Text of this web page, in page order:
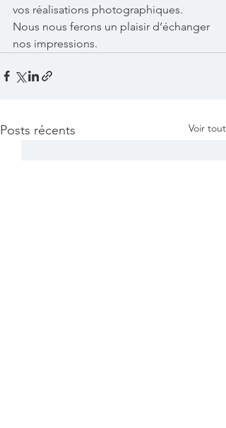
vos réalisations photographiques.
Nous nous ferons un plaisir d’échanger
nos impressions.
Posts récents Voir tout